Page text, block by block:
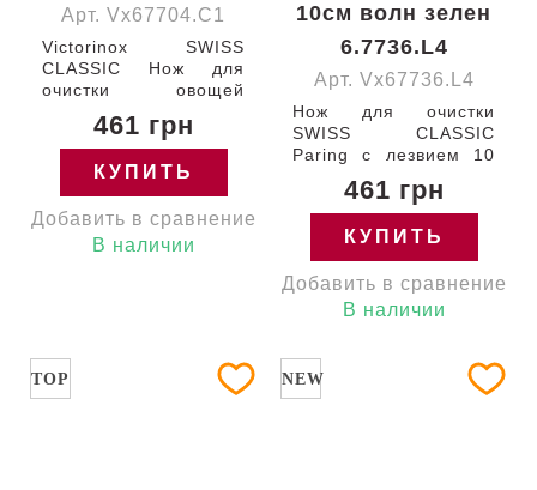
Арт. Vx67704.C1
Victorinox SWISS
CLASSIC Нож для
очистки овощей
кончик / гладкое / с
зеленой ручкой (BP)
100-10 Швейцария
6.7704.C1 Гарантия:
пожизненная
461 грн
КУПИТЬ
Добавить в сравнение
В наличии
10см волн зелен
6.7736.L4
Арт. Vx67736.L4
Нож для очистки
SWISS CLASSIC
Paring с лезвием 10
зеленой ручкой
Victorinox
6.7736.L4 Швейцария
461 грн
КУПИТЬ
Добавить в сравнение
В наличии
TOP NEW